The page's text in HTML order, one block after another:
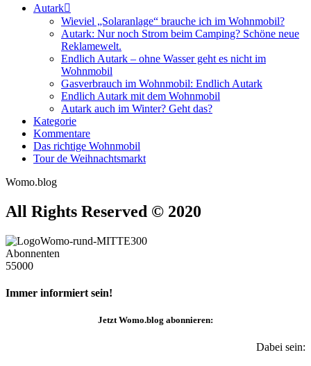
Autark
Wieviel „Solaranlage“ brauche ich im Wohnmobil?
Autark: Nur noch Strom beim Camping? Schöne neue
Reklamewelt.
Endlich Autark – ohne Wasser geht es nicht im
Wohnmobil
Gasverbrauch im Wohnmobil: Endlich Autark
Endlich Autark mit dem Wohnmobil
Autark auch im Winter? Geht das?
Kategorie
Kommentare
Das richtige Wohnmobil
Tour de Weihnachtsmarkt
Womo.blog
All Rights Reserved © 2020
Abonnenten
55000
Immer informiert sein!
JetztWomo.blog abonnieren:
Dabei sein: